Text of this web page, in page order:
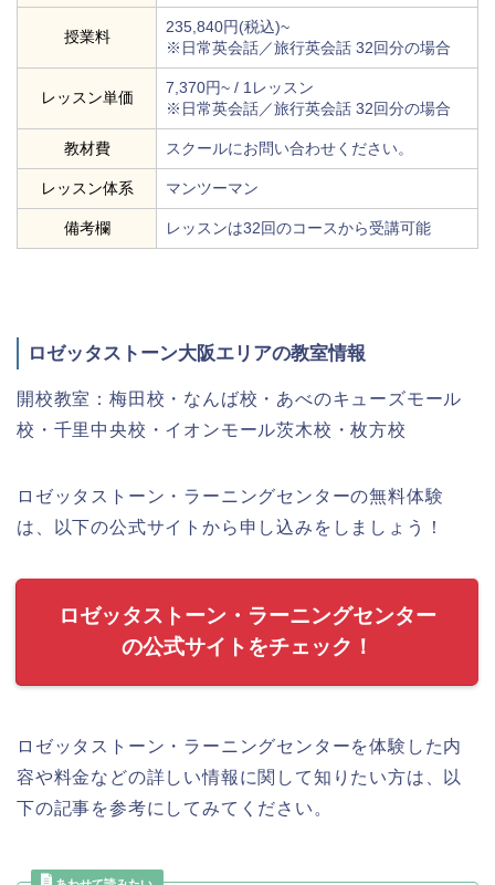
授業料
235,840円(税込)~
※日常英会話／旅行英会話 32回分の場合
レッスン単価
7,370円~ / 1レッスン
※日常英会話／旅行英会話 32回分の場合
教材費 スクールにお問い合わせください。
レッスン体系 マンツーマン
備考欄 レッスンは32回のコースから受講可能
ロゼッタストーン大阪エリアの教室情報
開校教室：梅田校・なんば校・あべのキューズモール
校・千里中央校・イオンモール茨木校・枚方校
ロゼッタストーン・ラーニングセンターの無料体験
は、以下の公式サイトから申し込みをしましょう！
ロゼッタストーン・ラーニングセンター
の公式サイトをチェック！
ロゼッタストーン・ラーニングセンターを体験した内
容や料金などの詳しい情報に関して知りたい方は、以
下の記事を参考にしてみてください。